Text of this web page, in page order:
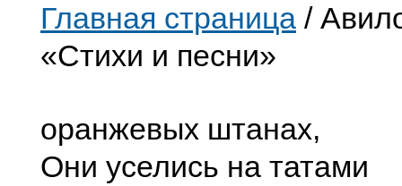
Главная страница /
«Стихи и песни»
оранжевых штанах,
Они уселись на татами